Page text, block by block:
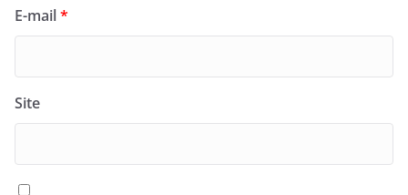
E-mail*
Site